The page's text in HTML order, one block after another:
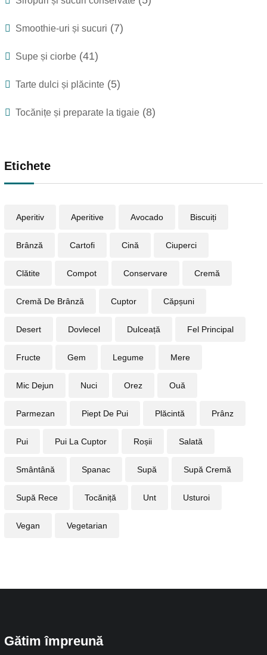
Smoothie-uri și sucuri (7)
Supe și ciorbe (41)
Tarte dulci și plăcinte (5)
Tocănițe și preparate la tigaie (8)
Etichete
Aperitiv Aperitive Avocado Biscuiți
Brânză Cartofi Cină Ciuperci
Clătite Compot Conservare Cremă
Cremă De Brânză Cuptor Căpșuni
Desert Dovlecel Dulceață Fel Principal
Fructe Gem Legume Mere
Mic Dejun Nuci Orez Ouă
Parmezan Piept De Pui Plăcintă Prânz
Pui Pui La Cuptor Roșii Salată
Smântână Spanac Supă Supă Cremă
Supă Rece Tocăniță Unt Usturoi
Vegan Vegetarian
Gătim împreună